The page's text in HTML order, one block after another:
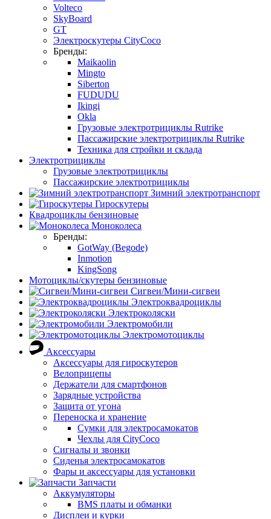
Volteco
SkyBoard
GT
Электроскутеры CityCoco
Бренды:
Maikaolin
Mingto
Siberton
FUDUDU
Ikingi
Okla
Грузовые электротрициклы Rutrike
Пассажирские электротрициклы Rutrike
Техника для стройки и склада
Электротрициклы
Грузовые электротрициклы
Пассажирские электротрициклы
Зимний электротранспорт
Гироскутеры
Квадроциклы бензиновые
Моноколеса
Бренды:
GotWay (Begode)
Inmotion
KingSong
Мотоциклы/скутеры бензиновые
Сигвеи/Мини-сигвеи
Электроквадроциклы
Электроколяски
Электромобили
Электромотоциклы
Аксессуары
Аксессуары для гироскутеров
Велоприцепы
Держатели для смартфонов
Зарядные устройства
Защита от угона
Переноска и хранение
Сумки для электросамокатов
Чехлы для CityCoco
Сигналы и звонки
Сиденья электросамокатов
Фары и аксессуары для установки
Запчасти
Аккумуляторы
BMS платы и обманки
Дисплеи и курки